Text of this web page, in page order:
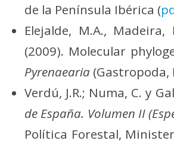
de la Península Ibérica (
Elejalde, M.A., Madeira,
(2009). Molecular
Pyrenaearia
Verdú, J.R.; Numa, C. y
de España. Volumen II
Política Forestal,